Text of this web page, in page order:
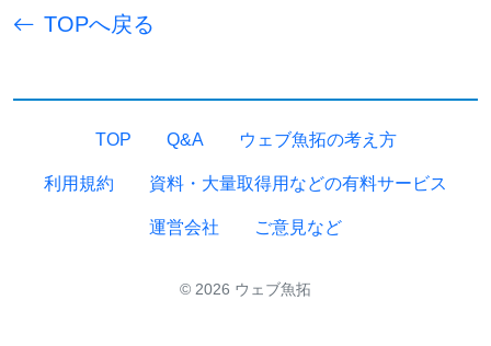
TOPへ戻る
TOP Q&A ウェブ魚拓の考え方
利用規約 資料・大量取得用などの有料サービス
運営会社 ご意見など
© 2026 ウェブ魚拓